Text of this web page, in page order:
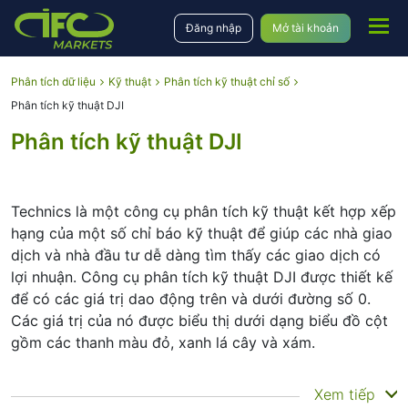
Đăng nhập Mở tài khoản
Phân tích dữ liệu Kỹ thuật
Phân tích kỹ thuật chỉ số
Phân tích kỹ thuật DJI
Phân tích kỹ thuật DJI
Technics là một công cụ phân tích kỹ thuật kết hợp xếp
hạng của một số chỉ báo kỹ thuật để giúp các nhà giao
dịch và nhà đầu tư dễ dàng tìm thấy các giao dịch có
lợi nhuận. Công cụ phân tích kỹ thuật DJI được thiết kế
để có các giá trị dao động trên và dưới đường số 0.
Các giá trị của nó được biểu thị dưới dạng biểu đồ cột
gồm các thanh màu đỏ, xanh lá cây và xám.
Tóm tắt Xem tiếp